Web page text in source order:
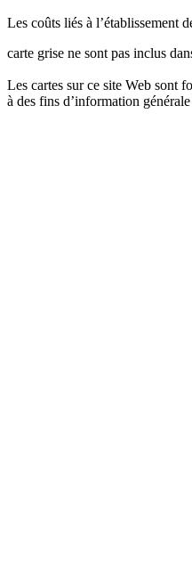
Les coûts liés à l’établissement
carte grise ne sont pas inclus
Les cartes sur ce site Web sont
à des fins d’information